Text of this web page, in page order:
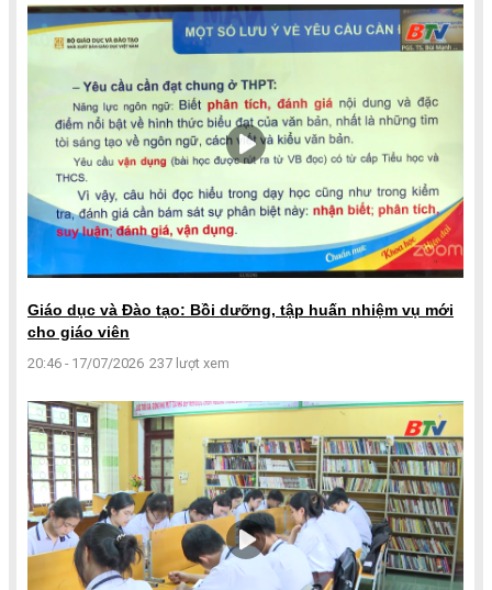
Giáo dục và Đào tạo: Bồi dưỡng, tập huấn nhiệm vụ mới
cho giáo viên
20:46 - 17/07/2026 237 lượt xem